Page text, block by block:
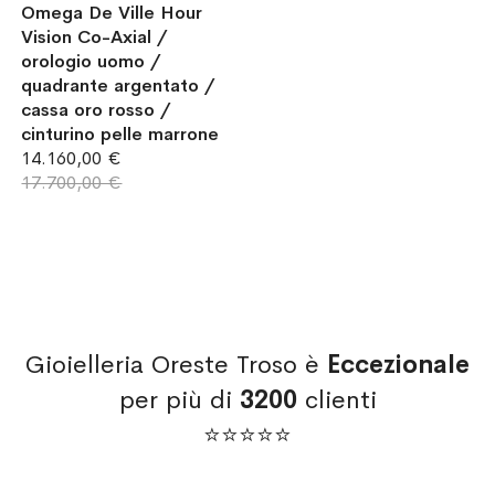
Omega De Ville Hour
Vision Co-Axial /
orologio uomo /
quadrante argentato /
cassa oro rosso /
cinturino pelle marrone
14.160,00 €
17.700,00 €
Gioielleria Oreste Troso è Eccezionale
per più di 3200clienti
⭐⭐⭐⭐⭐